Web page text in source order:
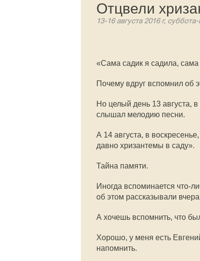
Отцвели
13-16 августа 2016 г,
«Сама садик я садила, сама
Почему вдруг вспомнил об
Но целый день 13 августа,
слышал мелодию песни.
А 14 августа, в
давно хризантемы в саду».
Тайна памяти.
Иногда вспоминается что-
об этом рассказывали
А хочешь вспомнить, что
Хорошо, у меня есть
напомнить.